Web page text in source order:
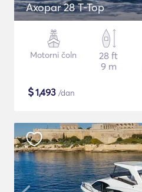
Axopar 28 T-Top
Motorni čoln
28 ft
9 m
$1,493 /dan